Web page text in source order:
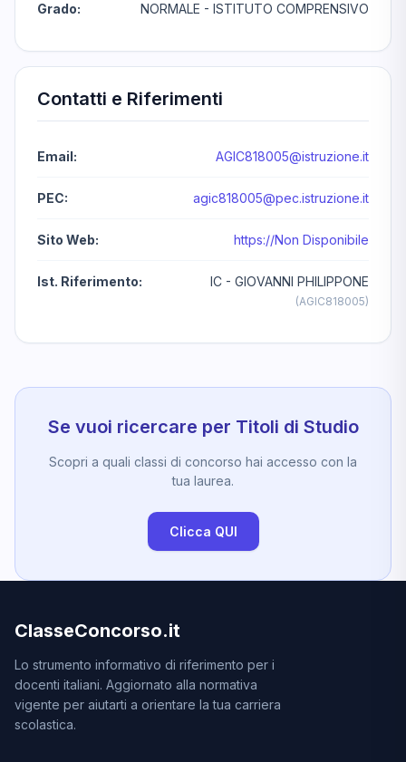
Grado: NORMALE - ISTITUTO COMPRENSIVO
Contatti e Riferimenti
Email: AGIC818005@istruzione.it
PEC: agic818005@pec.istruzione.it
Sito Web: https://Non Disponibile
Ist. Riferimento: IC - GIOVANNI PHILIPPONE
(AGIC818005)
Se vuoi ricercare per Titoli di Studio
Scopri a quali classi di concorso hai accesso con la
tua laurea.
Clicca QUI
ClasseConcorso.it
Lo strumento informativo di riferimento per i
docenti italiani. Aggiornato alla normativa
vigente per aiutarti a orientare la tua carriera
scolastica.